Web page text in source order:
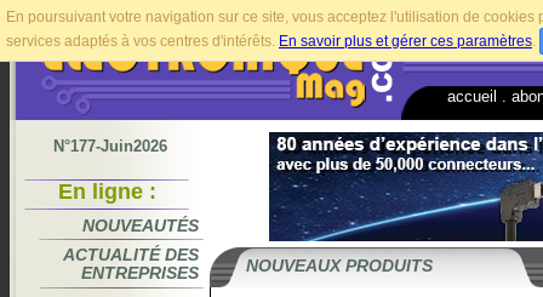
En poursuivant votre navigation sur ce site, vous acceptez l'utilisation de
services adaptés à vos centres d'intérêts. En savoir plus et gérer ces paramètres.
accueil
N°177-Juin2026
En ligne :
NOUVEAUTÉS
ACTUALITÉ DES
ENTREPRISES NOUVEAUX PRODUITS